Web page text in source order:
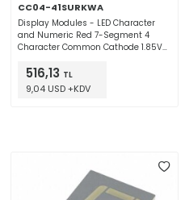
CC04-41SURKWA
Display Modules - LED Character
and Numeric Red 7-Segment 4
Character Common Cathode 1.85V
(16.00mm x 40.40mm x 6.80mm)
20-DIP (0.500", 12.70mm)
516,13 TL
9,04 USD +KDV